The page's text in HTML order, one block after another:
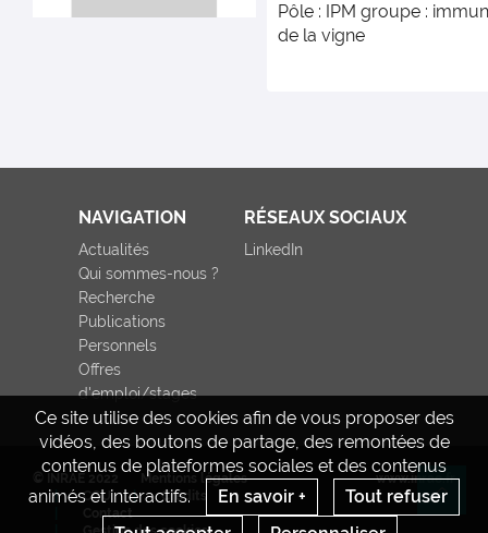
Pôle : IPM groupe :
de la vigne
Ce site utilise des cookies afin de vous proposer des
vidéos, des boutons de partage, des remontées de
contenus de plateformes sociales et des contenus
animés et interactifs.
En savoir +
Tout refuser
NAVIGATION
Actualités
Qui sommes-nous ?
Recherche
Publications
Personnels
Offres
d'emploi/stages
RÉSEAUX SOCIAUX
LinkedIn
Mentions légales
CGU
Crédits
Contact
www.inrae.fr